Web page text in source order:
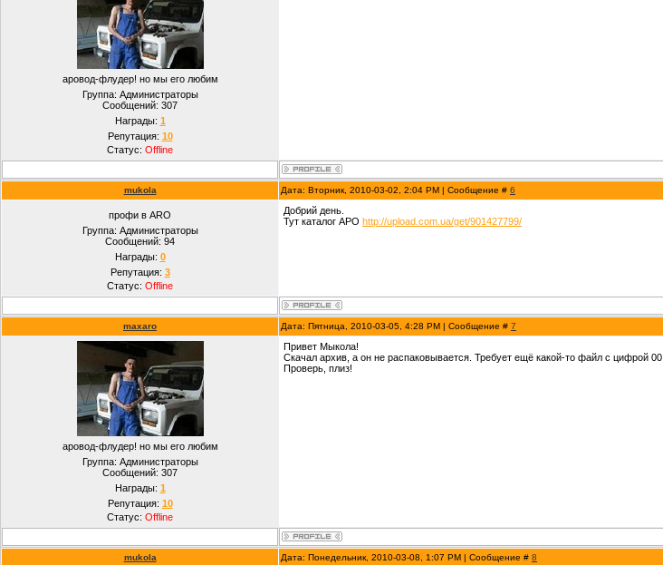
аровод-флудер! но мы его любим
Группа: Администраторы
Сообщений: 307
Награды: 1
Репутация: 10
Статус: Offline
mukola Дата: Вторник, 2010-03-02, 2:04 PM | Сообщение # 6
профи в ARO
Группа: Администраторы
Сообщений: 94
Награды: 0
Репутация: 3
Статус: Offline
Добрий день.
Тут каталог АРО http://upload.com.ua/get/901427799/
maxaro Дата: Пятница, 2010-03-05, 4:28 PM | Сообщение # 7
аровод-флудер! но мы его любим
Группа: Администраторы
Сообщений: 307
Награды: 1
Репутация: 10
Статус: Offline
Привет Мыкола!
Скачал архив, а он не распаковывается. Требует ещё какой-то файл с цифрой 00.
Проверь, плиз!
mukola Дата: Понедельник, 2010-03-08, 1:07 PM | Сообщение # 8